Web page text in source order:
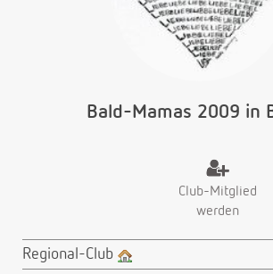
Bald-Mamas 2009 in
Club-Mitglied
werden
Regional-Club